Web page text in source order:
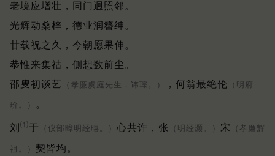
老境应增壮，同门迥照邻。
光辉动桑梓，德业润簪绅。
廿载祝之久，今朝愿果伸。
恭惟来集祜，侧想数前尘。
邵叟初谈艺
（孝廉虞庭先生，讳琮。） ，何翁最绝伦 （明府
玠。） 。
刘 ⑴于 （仪部暲明经暿。） 心共许，张 （明经灏。） 宋 （孝廉辉
祖。） 契皆均。